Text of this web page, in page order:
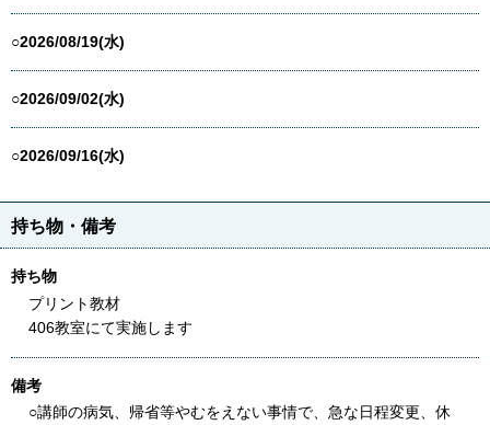
○2026/08/19(水)
○2026/09/02(水)
○2026/09/16(水)
持ち物・備考
持ち物
プリント教材
406教室にて実施します
備考
○講師の病気、帰省等やむをえない事情で、急な日程変更、休